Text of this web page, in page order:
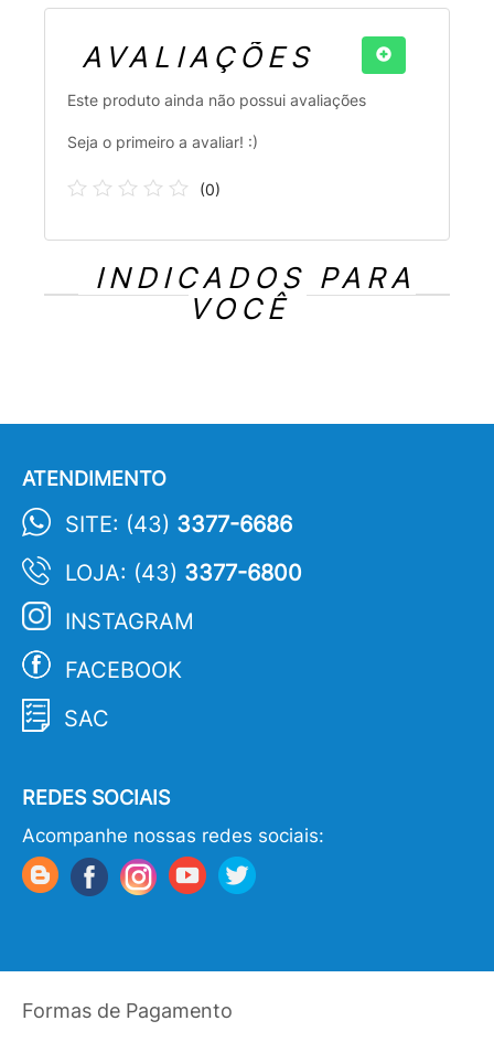
AVALIAÇÕES
Este produto ainda não possui avaliações
Seja o primeiro a avaliar! :)
(0)
INDICADOS PARA
VOCÊ
ATENDIMENTO
SITE: (43) 3377-6686
LOJA: (43) 3377-6800
INSTAGRAM
FACEBOOK
SAC
REDES SOCIAIS
Acompanhe nossas redes sociais:
Formas de Pagamento